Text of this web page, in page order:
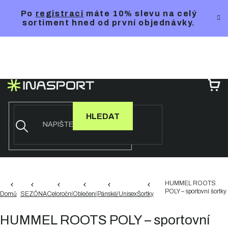
Po registraci máte 10% slevu na celý
sortiment hned od první objednávky.
HLEDAT
Domů SEZÓNACeloročníOblečení Pánské/UnisexŠortky
HUMMEL ROOTS
POLY – sportovní šortky
HUMMEL ROOTS POLY – sportovní